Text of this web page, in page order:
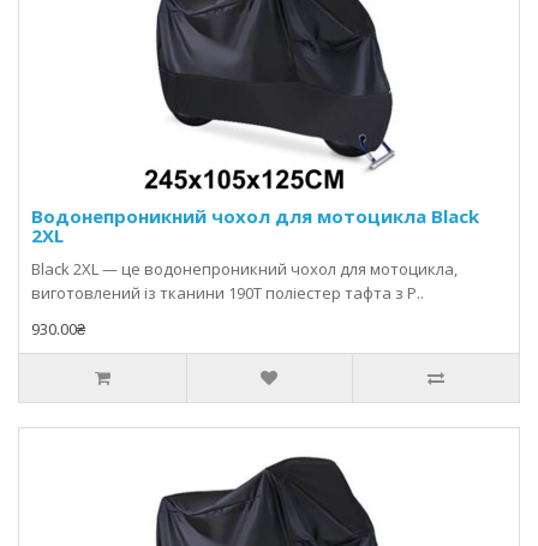
Водонепроникний чохол для мотоцикла Black
2XL
Black 2XL — це водонепроникний чохол для мотоцикла,
виготовлений із тканини 190T поліестер тафта з P..
930.00₴